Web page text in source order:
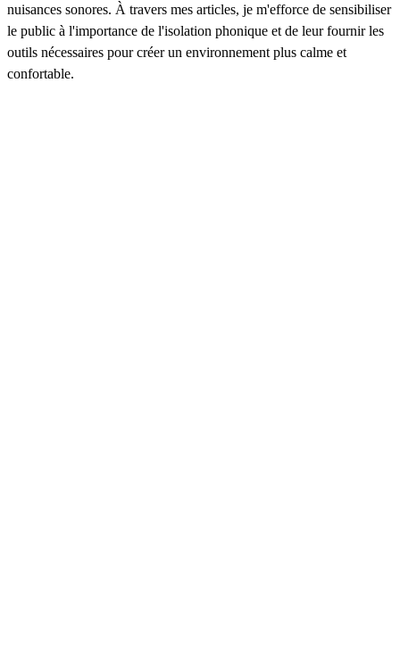
nuisances sonores. À travers mes articles, je m'efforce de sensibiliser
le public à l'importance de l'isolation phonique et de leur fournir les
outils nécessaires pour créer un environnement plus calme et
confortable.